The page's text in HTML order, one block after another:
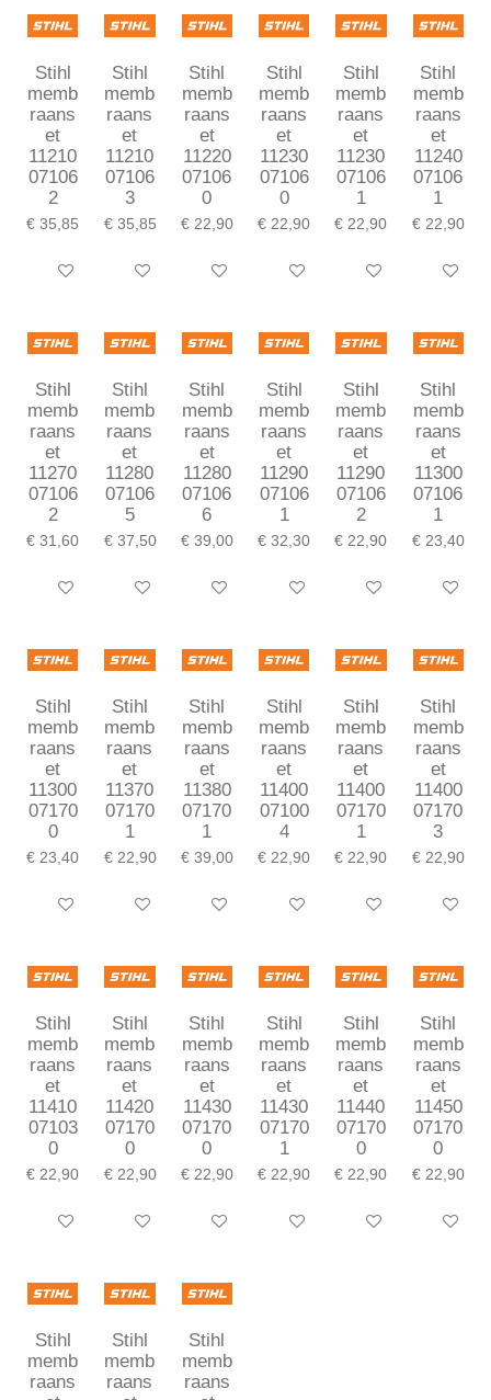
Stihl
memb
raans
et
11210
07106
2
€ 35,85
In winkelwagen
Stihl
memb
raans
et
11210
07106
3
€ 35,85
In winkelwagen
Stihl
memb
raans
et
11220
07106
0
€ 22,90
In winkelwagen
Stihl
memb
raans
et
11230
07106
0
€ 22,90
In winkelwagen
Stihl
memb
raans
et
11230
07106
1
€ 22,90
In winkelwagen
Stihl
memb
raans
et
11240
07106
1
€ 22,90
In
Stihl
memb
raans
et
11270
07106
2
€ 31,60
In winkelwagen
Stihl
memb
raans
et
11280
07106
5
€ 37,50
In winkelwagen
Stihl
memb
raans
et
11280
07106
6
€ 39,00
In winkelwagen
Stihl
memb
raans
et
11290
07106
1
€ 32,30
In winkelwagen
Stihl
memb
raans
et
11290
07106
2
€ 22,90
In winkelwagen
Stihl
memb
raans
et
11300
07106
1
€ 23,40
In
Stihl
memb
raans
et
11300
07170
0
€ 23,40
In winkelwagen
Stihl
memb
raans
et
11370
07170
1
€ 22,90
In winkelwagen
Stihl
memb
raans
et
11380
07170
1
€ 39,00
In winkelwagen
Stihl
memb
raans
et
11400
07100
4
€ 22,90
In winkelwagen
Stihl
memb
raans
et
11400
07170
1
€ 22,90
In winkelwagen
Stihl
memb
raans
et
11400
07170
3
€ 22,90
In
Stihl
memb
raans
et
11410
07103
0
€ 22,90
In winkelwagen
Stihl
memb
raans
et
11420
07170
0
€ 22,90
In winkelwagen
Stihl
memb
raans
et
11430
07170
0
€ 22,90
In winkelwagen
Stihl
memb
raans
et
11430
07170
1
€ 22,90
In winkelwagen
Stihl
memb
raans
et
11440
07170
0
€ 22,90
In winkelwagen
Stihl
memb
raans
et
11450
07170
0
€ 22,90
In
Stihl
memb
raans
Stihl
memb
raans
Stihl
memb
raans